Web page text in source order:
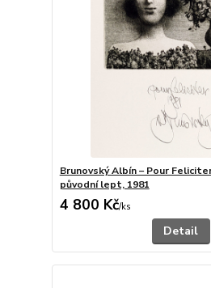
Brunovský Albín – Pour
původní lept, 1981
4 800 Kč/ks
Detail